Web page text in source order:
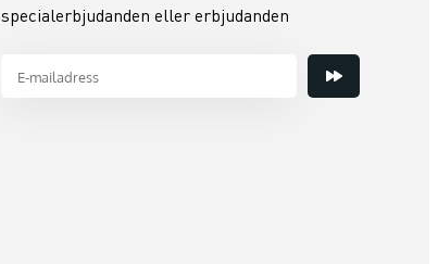
specialerbjudanden eller erbjudanden